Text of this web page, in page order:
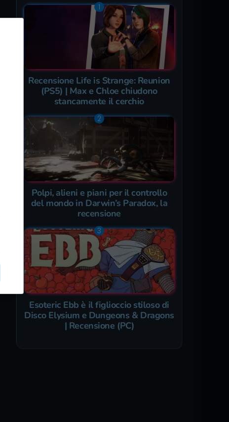
Recensione Life is Strange: Reunion
(PS5) | Max e Chloe chiudono
stancamente il cerchio
Polpi, alieni e piani per il controllo
del mondo in Darwin’s Paradox, la
recensione
Esoteric Ebb è il figlioccio stiloso di
Disco Elysium e Dungeons & Dragons
| Recensione (PC)